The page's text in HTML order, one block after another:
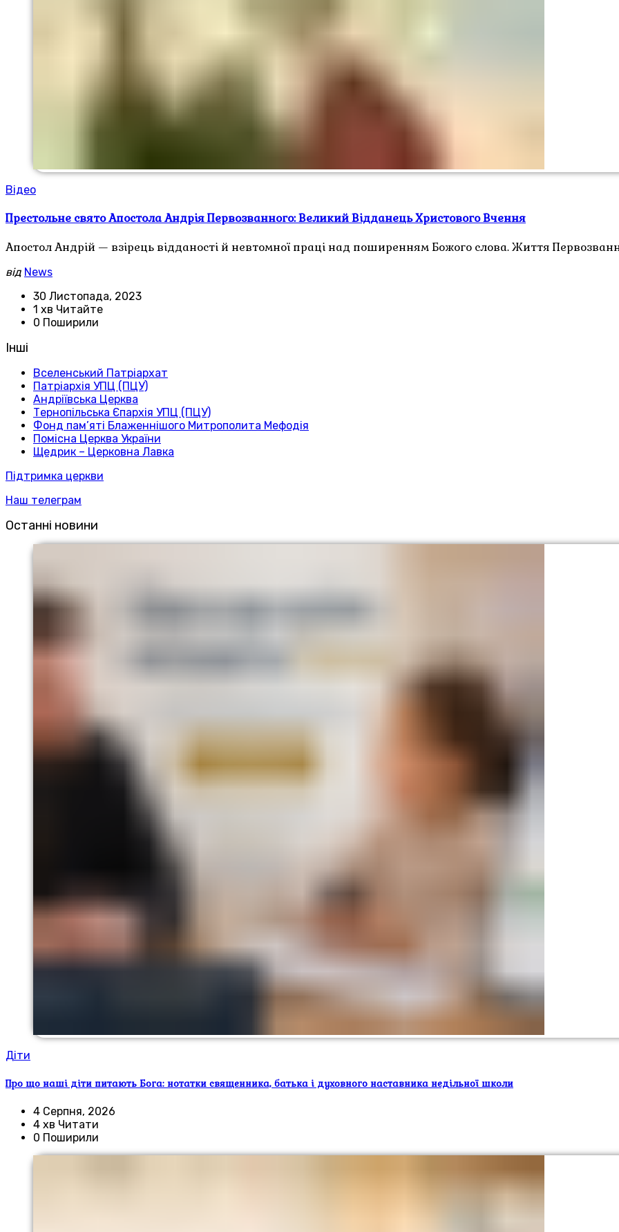
Відео
Престольне свято Апостола Андрія Первозванного: Великий Відданець Христового Вчення
Апостол Андрій — взірець відданості й невтомної праці над поширенням Божого слова. Життя
від News
30 Листопада, 2023
1 хв Читайте
0 Поширили
Інші
Вселенський Патріархат
Патріархія УПЦ (ПЦУ)
Андріївська Церква
Тернопільська Єпархія УПЦ (ПЦУ)
Фонд пам’яті Блаженнішого Митрополита Мефодія
Помісна Церква України
Щедрик – Церковна Лавка
Підтримка церкви
Наш телеграм
Останні новини
Діти
Про що наші діти питають Бога: нотатки священника, батька і духовного наставника недільної школи
4 Серпня, 2026
4 хв Читати
0 Поширили